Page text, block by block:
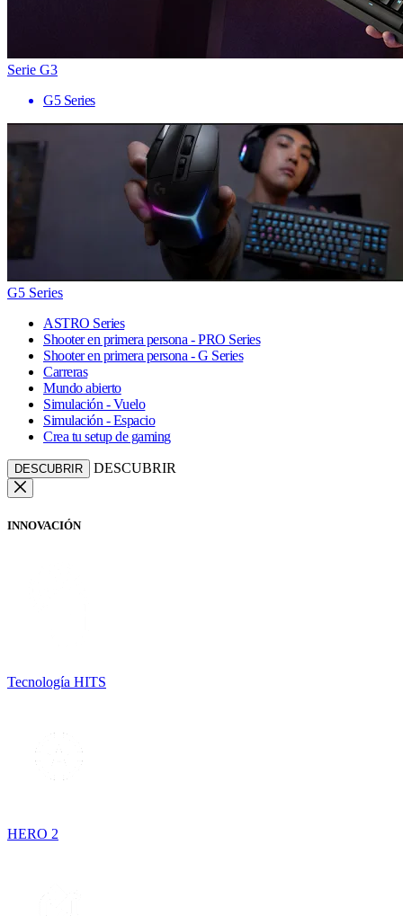
Serie G3
G5 Series
G5 Series
ASTRO Series
Shooter en primera persona - PRO Series
Shooter en primera persona - G Series
Carreras
Mundo abierto
Simulación - Vuelo
Simulación - Espacio
Crea tu setup de gaming
DESCUBRIR DESCUBRIR
INNOVACIÓN
Tecnología HITS
HERO 2